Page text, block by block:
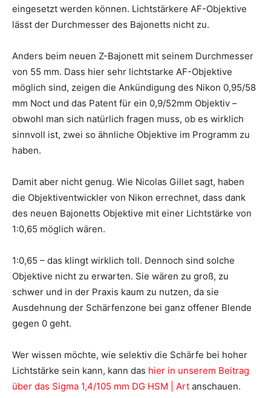
eingesetzt werden können. Lichtstärkere AF-Objektive
lässt der Durchmesser des Bajonetts nicht zu.
Anders beim neuen Z-Bajonett mit seinem Durchmesser
von 55 mm. Dass hier sehr lichtstarke AF-Objektive
möglich sind, zeigen die Ankündigung des Nikon 0,95/58
mm Noct und das Patent für ein 0,9/52mm Objektiv –
obwohl man sich natürlich fragen muss, ob es wirklich
sinnvoll ist, zwei so ähnliche Objektive im Programm zu
haben.
Damit aber nicht genug. Wie Nicolas Gillet sagt, haben
die Objektiventwickler von Nikon errechnet, dass dank
des neuen Bajonetts Objektive mit einer Lichtstärke von
1:0,65 möglich wären.
1:0,65 – das klingt wirklich toll. Dennoch sind solche
Objektive nicht zu erwarten. Sie wären zu groß, zu
schwer und in der Praxis kaum zu nutzen, da sie
Ausdehnung der Schärfenzone bei ganz offener Blende
gegen 0 geht.
Wer wissen möchte, wie selektiv die Schärfe bei hoher
Lichtstärke sein kann, kann das hier in unserem Beitrag
über das Sigma 1,4/105 mm DG HSM | Art anschauen.